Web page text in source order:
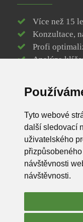
Tyto webové
další sledovací
uživatelského
návštěvnosti
návštěvnosti.
Více než 15
Konzultace,
Profi
Analýza
Efektivní
Registrace /
SSL certifikát
Spolehlivý
Podpora na
Kvalita a